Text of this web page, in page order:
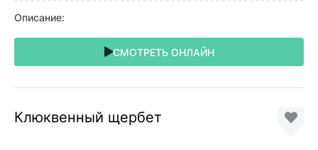
Описание:
СМОТРЕТЬ ОНЛАЙН
Клюквенный щербет